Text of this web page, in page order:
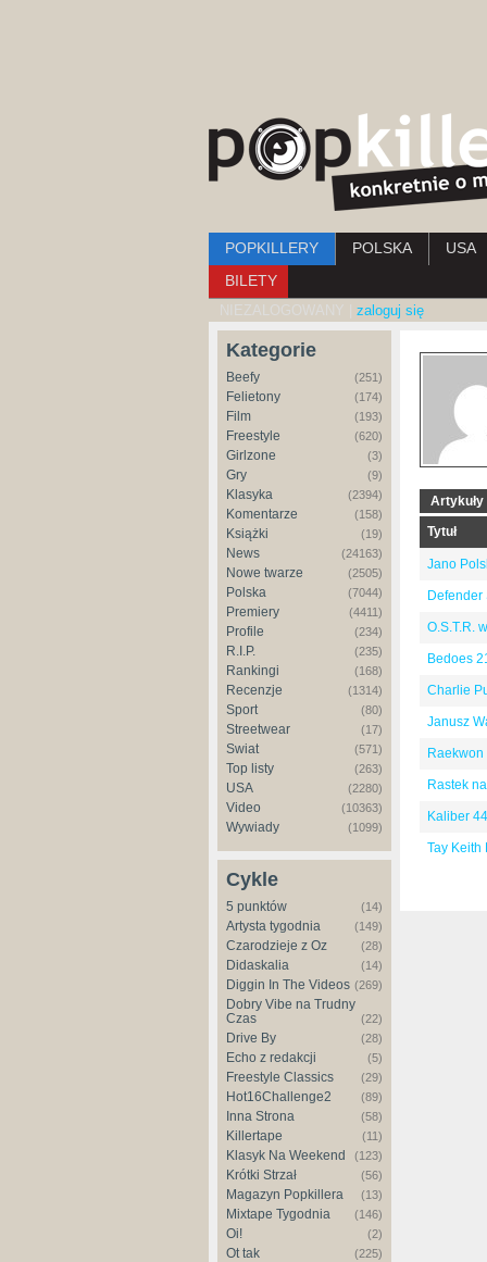
Menu główne
POPKILLERY POLSKA
USA
BILETY
NIEZALOGOWANY | zaloguj się
Kategorie
Beefy (251)
Felietony (174)
Film (193)
Freestyle (620)
Girlzone (3)
Gry (9)
Klasyka (2394)
Komentarze (158)
Książki (19)
News (24163)
Nowe twarze (2505)
Polska (7044)
Premiery (4411)
Profile (234)
R.I.P. (235)
Rankingi (168)
Recenzje (1314)
Sport (80)
Streetwear (17)
Świat (571)
Top listy (263)
USA (2280)
Video (10363)
Wywiady (1099)
Cykle
5 punktów (14)
Artysta tygodnia (149)
Czarodzieje z Oz (28)
Didaskalia (14)
Diggin In The Videos (269)
Dobry Vibe na Trudny
Czas
(22)
Drive By (28)
Echo z redakcji (5)
Freestyle Classics (29)
Hot16Challenge2 (89)
Inna Strona (58)
Killertape (11)
Klasyk Na Weekend (123)
Krótki Strzał (56)
Magazyn Popkillera (13)
Mixtape Tygodnia (146)
Oi! (2)
Ot tak (225)
Artykuły
Tytuł
Jano
Defender
O.S.T.R.
Bedoes
Charlie
Janusz
Rastek
Kaliber
Tay Keith